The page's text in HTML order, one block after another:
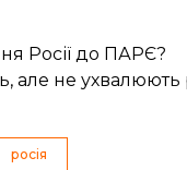
Росії до ПАРЄ?
але не
росія